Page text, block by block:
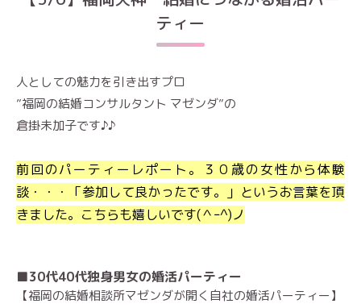
ティー
人としての魅力を引き出すプロ
”福岡の結婚コンサルタント マゼンダ”の
倉掛未加子です♪♪
前回のパーティーレポート。３０歳の女性から体験
談・・・「参加して良かったです。」というお言葉を頂
きました。こちらも嬉しいです(＾ｰ^)ノ
■30代40代独身男女の婚活パーティー
【福岡の結婚相談所マゼンダが開く自社の婚活パーティー】